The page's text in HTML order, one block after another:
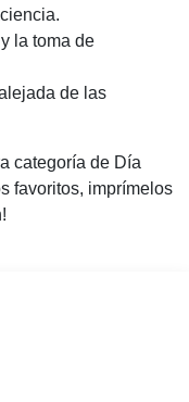
la toma de
de las
categoría de Día
favoritos, imprímelos